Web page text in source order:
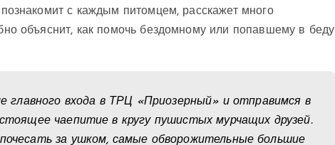
с каждым питомцем, расскажет много
объяснит, как помочь бездомному или попавшему в беду
главного входа в ТРЦ «Приозерный» и отправимся в
чаепитие в кругу пушистых мурчащих друзей.
за ушком, самые обворожительные большие